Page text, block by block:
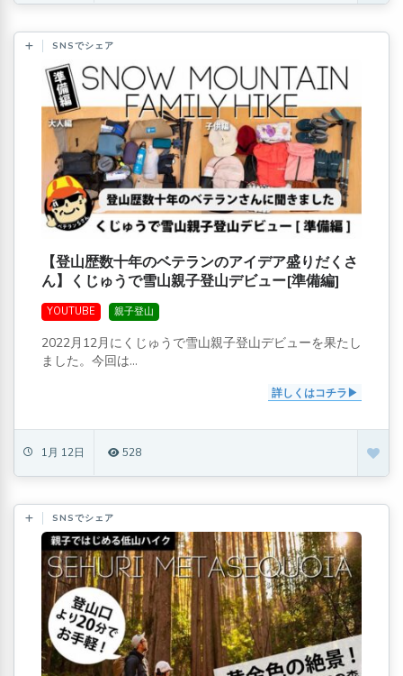
SNSでシェア
【登山歴数十年のベテランのアイデア盛りだくさ
ん】くじゅうで雪山親子登山デビュー[準備編]
YOUTUBE 親子登山
2022月12月にくじゅうで雪山親子登山デビューを果たし
ました。今回は...
詳しくはコチラ
1月 12日 528
SNSでシェア